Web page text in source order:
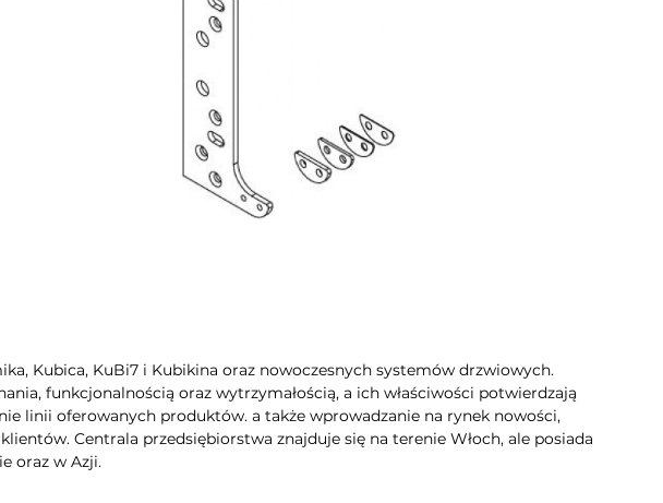
Kubica, KuBi7 i Kubikina oraz nowoczesnych systemów drzwiowych.
funkcjonalnością oraz wytrzymałością, a ich właściwości potwierdzają
linii oferowanych produktów. a także wprowadzanie na rynek nowości,
Centrala przedsiębiorstwa znajduje się na terenie Włoch, ale posiada
oraz w Azji.